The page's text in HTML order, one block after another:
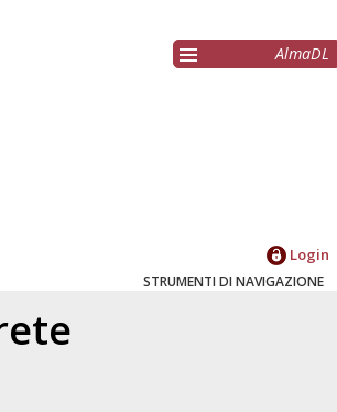
AlmaDL
Login
STRUMENTI DI NAVIGAZIONE